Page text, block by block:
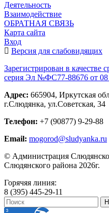
Деятельность
Взаимодействие
ОБРАТНАЯ СВЯЗЬ
Карта сайта
Вход
Версия для слабовидящих
Зарегистрирован в качестве
серия Эл №ФС77-88676 от 08
Адрес: 665904, Иркутская
г.Слюдянка, ул.Советская, 34
Телефон: +7 (90877) 9-29-88
Email: mogorod@sludyanka.ru
© Администрация
Слюдянского района 2026г.
Горячяя линия:
8 (395) 445-29-11